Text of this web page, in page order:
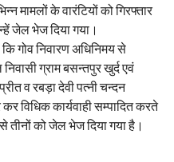
मामलों के वारंटियों को गिरफ्तार
जेल भेज दिया गया।
गोव निवारण अधिनिमय से
ग्राम बसन्तपुर खुर्द एवं
व रबड़ा देवी पत्नी चन्दन
कर विधिक कार्यवाही सम्पादित करते
तीनों को जेल भेज दिया गया है।